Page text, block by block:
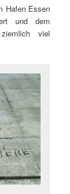
Hafen Essen
und dem
viel